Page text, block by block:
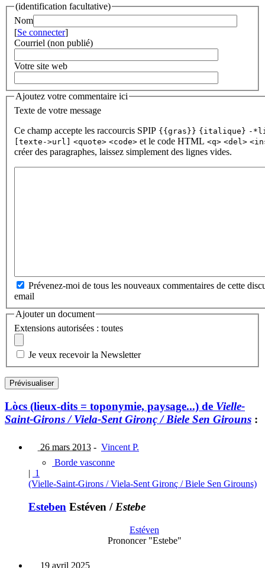
(identification facultative)
Nom
[Se connecter]
Courriel (non publié)
Votre site web
Ajoutez votre commentaire ici
Texte de votre message
Ce champ accepte les raccourcis SPIP {{gras}} {italique} -
[texte->url]
<quote> <code> et le code HTML <q> <del>
créer des paragraphes, laissez simplement des lignes vides.
Prévenez-moi de tous les nouveaux commentaires de cette
email
Ajouter un document
Extensions autorisées : toutes
Je veux recevoir la Newsletter
Lòcs (lieux-dits = toponymie, paysage...) de Vielle-
Saint-Girons / Viela-Sent Gironç / Biele Sen Girouns :
26 mars 2013 - Vincent P.
Borde vasconne
| 1
(Vielle-Saint-Girons / Viela-Sent Gironç / Biele Sen Girouns)
Esteben Estéven / Estebe
Estéven
Prononcer "Estebe"
19 avril 2025